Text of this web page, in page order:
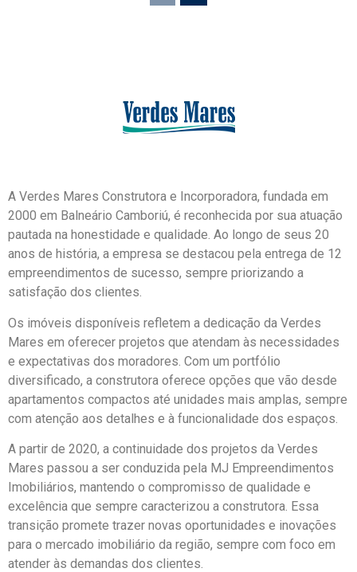
A Verdes Mares Construtora e Incorporadora, fundada em
2000 em Balneário Camboriú, é reconhecida por sua atuação
pautada na honestidade e qualidade. Ao longo de seus 20
anos de história, a empresa se destacou pela entrega de 12
empreendimentos de sucesso, sempre priorizando a
satisfação dos clientes.
Os imóveis disponíveis refletem a dedicação da Verdes
Mares em oferecer projetos que atendam às necessidades
e expectativas dos moradores. Com um portfólio
diversificado, a construtora oferece opções que vão desde
apartamentos compactos até unidades mais amplas, sempre
com atenção aos detalhes e à funcionalidade dos espaços.
A partir de 2020, a continuidade dos projetos da Verdes
Mares passou a ser conduzida pela MJ Empreendimentos
Imobiliários, mantendo o compromisso de qualidade e
excelência que sempre caracterizou a construtora. Essa
transição promete trazer novas oportunidades e inovações
para o mercado imobiliário da região, sempre com foco em
atender às demandas dos clientes.